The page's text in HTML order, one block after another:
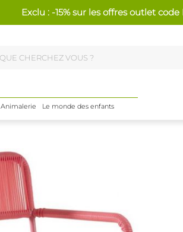
Exclu : -15% sur les offres outlet code
Animalerie Le monde des enfants